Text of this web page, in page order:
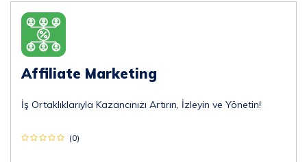
Affiliate Marketing
İş Ortaklıklarıyla Kazancınızı Artırın, İzleyin ve Yönetin!
(0)